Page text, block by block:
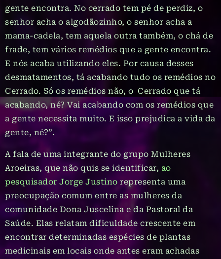
gente encontra. No cerrado tem pé de perdiz, o
senhor acha o algodãozinho, o senhor acha a
mama-cadela, tem aquela outra também, o chá de
frade, tem vários remédios que a gente encontra.
E nós acaba utilizando eles. Por causa desses
desmatamentos, tá acabando tudo os remédios no
Cerrado. Só os remédios não, o Cerrado que tá
acabando, né? Vai acabando com os remédios que
a gente necessita muito. E isso prejudica a vida da
gente, né?”.
A fala de uma integrante do grupo Mulheres
Aroeiras, que não quis se identificar, ao
pesquisador Jorge Justino representa uma
preocupação comum entre as mulheres da
comunidade Dona Juscelina e da Pastoral da
Saúde. Elas relatam dificuldade crescente em
encontrar determinadas espécies de plantas
medicinais em locais onde antes eram achadas